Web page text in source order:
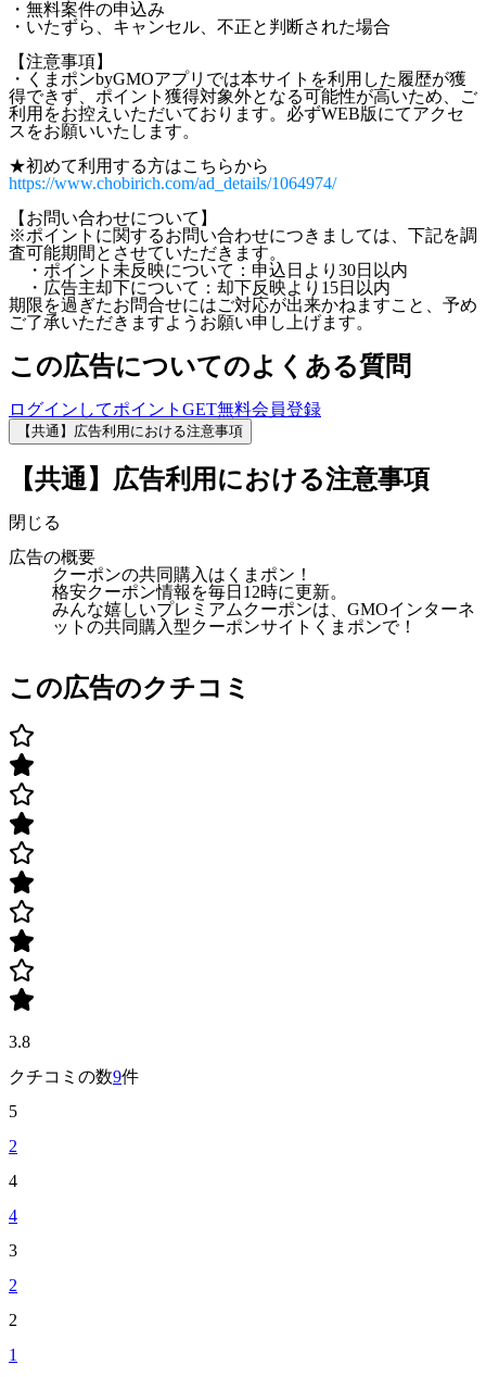
・無料案件の申込み
・いたずら、キャンセル、不正と判断された場合
【注意事項】
・くまポンbyGMOアプリでは本サイトを利用した履歴が獲
得できず、ポイント獲得対象外となる可能性が高いため、ご
利用をお控えいただいております。必ずWEB版にてアクセ
スをお願いいたします。
★初めて利用する方はこちらから
https://www.chobirich.com/ad_details/1064974/
【お問い合わせについて】
※ポイントに関するお問い合わせにつきましては、下記を調
査可能期間とさせていただきます。
・ポイント未反映について：申込日より30日以内
・広告主却下について：却下反映より15日以内
期限を過ぎたお問合せにはご対応が出来かねますこと、予め
ご了承いただきますようお願い申し上げます。
この広告についてのよくある質問
ログインしてポイントGET無料会員登録
【共通】広告利用における注意事項
【共通】広告利用における注意事項
閉じる
広告の概要
クーポンの共同購入はくまポン！
格安クーポン情報を毎日12時に更新。
みんな嬉しいプレミアムクーポンは、GMOインターネ
ットの共同購入型クーポンサイトくまポンで！
この広告のクチコミ
3.8
クチコミの数9件
5
2
4
4
3
2
2
1